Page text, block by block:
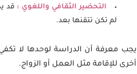
التحضير الثقافي واللغوي : قد
لم تكن تتقنها بعد.
يجب معرفة أن الدراسة لوحدها لا
أخرى للإقامة مثل العمل أو الزواج.